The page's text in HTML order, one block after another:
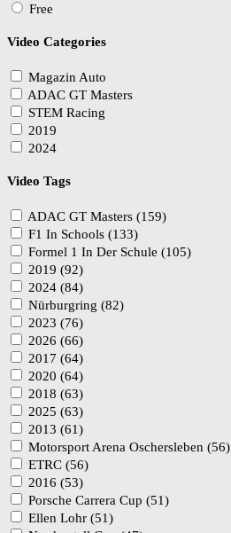
Free
Video Categories
Magazin Auto
ADAC GT Masters
STEM Racing
2019
2024
Video Tags
ADAC GT Masters (159)
F1 In Schools (133)
Formel 1 In Der Schule (105)
2019 (92)
2024 (84)
Nürburgring (82)
2023 (76)
2026 (66)
2017 (64)
2020 (64)
2018 (63)
2025 (63)
2013 (61)
Motorsport Arena Oschersleben (56)
ETRC (56)
2016 (53)
Porsche Carrera Cup (51)
Ellen Lohr (51)